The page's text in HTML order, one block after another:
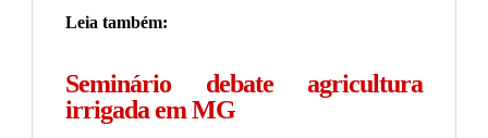
Leia também:
Seminário debate agricultura
irrigada em MG